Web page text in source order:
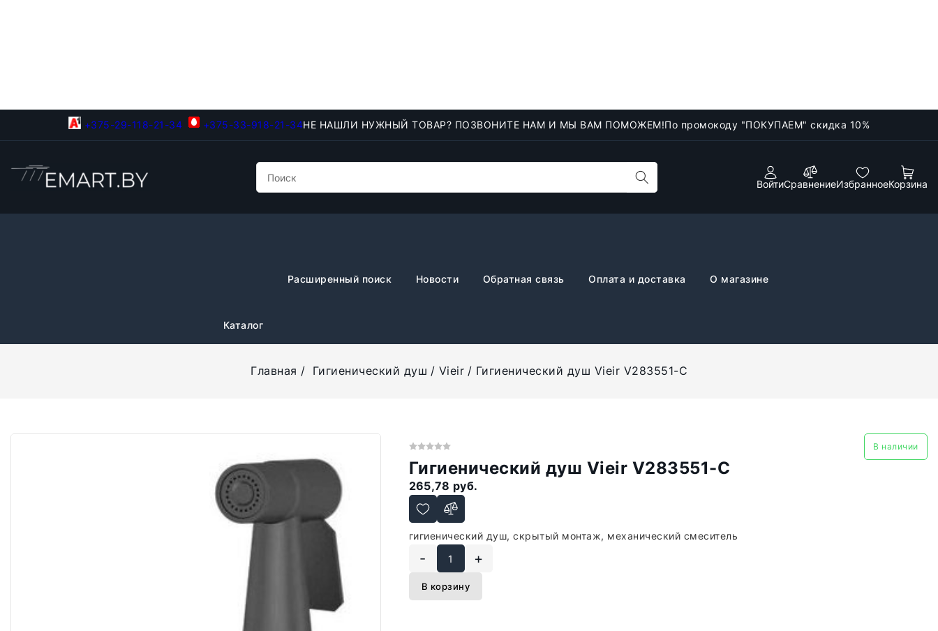
+375-29-118-21-34 +375-33-918-21-34НЕ НАШЛИ НУЖНЫЙ ТОВАР? ПОЗВОНИТЕ НАМ И МЫ ВАМ ПОМОЖЕМ!По промокоду "ПОКУПАЕМ" скидка 10%
ВойтиСравнениеИзбранноеКорзина
Каталог
Расширенный поиск Новости Обратная связь Оплата и доставка О магазине
Главная Гигиенический душ Vieir Гигиенический душ Vieir V283551-C
В наличии
Гигиенический душ Vieir V283551-C
265,78 руб.
гигиенический душ, скрытый монтаж, механический смеситель
- +
В корзину